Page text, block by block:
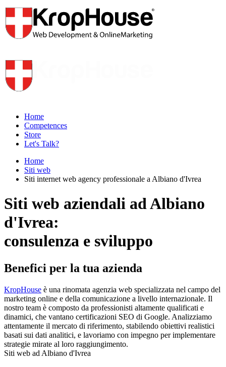
Home
Competences
Store
Let's Talk?
Home
Siti web
Siti internet web agency professionale a Albiano d'Ivrea
Siti web aziendali ad Albiano
d'Ivrea:
consulenza e sviluppo
Benefici per la tua azienda
KropHouse è una rinomata agenzia web specializzata nel campo del
marketing online e della comunicazione a livello internazionale. Il
nostro team è composto da professionisti altamente qualificati e
dinamici, che vantano certificazioni SEO di Google. Analizziamo
attentamente il mercato di riferimento, stabilendo obiettivi realistici
basati sui dati analitici, e lavoriamo con impegno per implementare
strategie mirate al loro raggiungimento.
Siti web ad Albiano d'Ivrea